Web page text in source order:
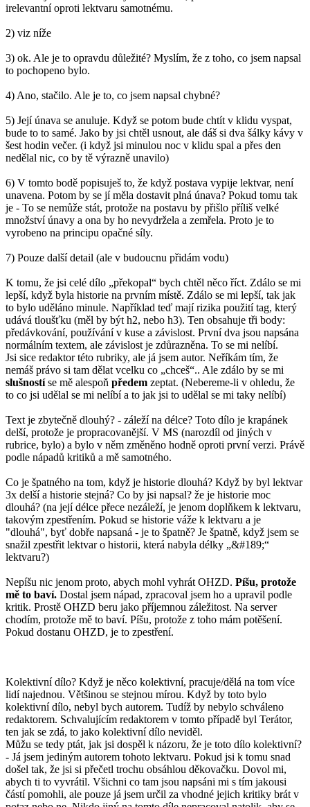
irelevantní oproti lektvaru samotnému.
2) viz níže
3) ok. Ale je to opravdu důležité? Myslím, že z toho, co jsem napsal
to pochopeno bylo.
4) Ano, stačilo. Ale je to, co jsem napsal chybné?
5) Její únava se anuluje. Když se potom bude chtít v klidu vyspat,
bude to to samé. Jako by jsi chtěl usnout, ale dáš si dva šálky kávy v
šest hodin večer. (i když jsi minulou noc v klidu spal a přes den
nedělal nic, co by tě výrazně unavilo)
6) V tomto bodě popisuješ to, že když postava vypije lektvar, není
unavena. Potom by se jí měla dostavit plná únava? Pokud tomu tak
je - To se nemůže stát, protože na postavu by přišlo příliš velké
množství únavy a ona by ho nevydržela a zemřela. Proto je to
vyrobeno na principu opačné síly.
7) Pouze další detail (ale v budoucnu přidám vodu)
K tomu, že jsi celé dílo „překopal“ bych chtěl něco říct. Zdálo se mi
lepší, když byla historie na prvním místě. Zdálo se mi lepší, tak jak
to bylo uděláno minule. Například teď mají rizika použití tag, který
udává tloušťku (měl by být h2, nebo h3). Ten obsahuje tři body:
předávkování, používání v kuse a závislost. První dva jsou napsána
normálním textem, ale závislost je zdůrazněna. To se mi nelíbí.
Jsi sice redaktor této rubriky, ale já jsem autor. Neříkám tím, že
nemáš právo si tam dělat vcelku co „chceš“.. Ale zdálo by se mi
slušnostíse mě alespoň předem zeptat. (Nebereme-li v ohledu, že
to co jsi udělal se mi nelíbí a to jak jsi to udělal se mi taky nelíbí)
Text je zbytečně dlouhý? - záleží na délce? Toto dílo je krapánek
delší, protože je propracovanější. V MS (narozdíl od jiných v
rubrice, bylo) a bylo v něm změněno hodně oproti první verzi. Právě
podle nápadů kritiků a mě samotného.
Co je špatného na tom, když je historie dlouhá? Když by byl lektvar
3x delší a historie stejná? Co by jsi napsal? že je historie moc
dlouhá? (na její délce přece nezáleží, je jenom doplňkem k lektvaru,
takovým zpestřením. Pokud se historie váže k lektvaru a je
"dlouhá", byť dobře napsaná - je to špatně? Je špatně, když jsem se
snažil zpestřit lektvar o historii, která nabyla délky „&#189;“
lektvaru?)
Nepíšu nic jenom proto, abych mohl vyhrát OHZD. Píšu, protože
mě to baví. Dostal jsem nápad, zpracoval jsem ho a upravil podle
kritik. Prostě OHZD beru jako příjemnou záležitost. Na server
chodím, protože mě to baví. Píšu, protože z toho mám potěšení.
Pokud dostanu OHZD, je to zpestření.
Kolektivní dílo? Když je něco kolektivní, pracuje/dělá na tom více
lidí najednou. Většinou se stejnou mírou. Když by toto bylo
kolektivní dílo, nebyl bych autorem. Tudíž by nebylo schváleno
redaktorem. Schvalujícím redaktorem v tomto případě byl Terátor,
ten jak se zdá, to jako kolektivní dílo neviděl.
Můžu se tedy ptát, jak jsi dospěl k názoru, že je toto dílo kolektivní?
- Já jsem jediným autorem tohoto lektvaru. Pokud jsi k tomu snad
došel tak, že jsi si přečetl trochu obsáhlou děkovačku. Dovol mi,
abych ti to vyvrátil. Všichni co tam jsou napsáni mi s tím jakousi
částí pomohli, ale pouze já jsem určil za vhodné jejich kritiky brát v